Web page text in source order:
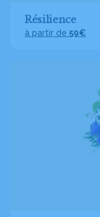
Résilience
à partir de 59€